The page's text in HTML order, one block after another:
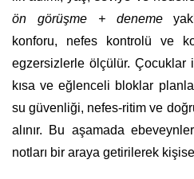
ön görüşme + deneme
konforu, nefes kontrolü ve
egzersizlerle ölçülür. Çocuklar
kısa ve eğlenceli bloklar
su güvenliği, nefes-ritim ve
alınır. Bu aşamada
notları bir araya getirilerek